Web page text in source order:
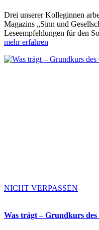
Drei unserer Kolleginnen
Magazins „Sinn und
Leseempfehlungen für den
mehr erfahren
NICHT VERPASSEN
Was trägt – Grundkurs des